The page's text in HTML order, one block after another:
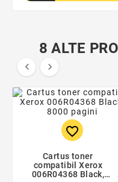
8 ALTE
 
favorite_border
Cartus toner
compatibil Xerox
006R04368 Black,